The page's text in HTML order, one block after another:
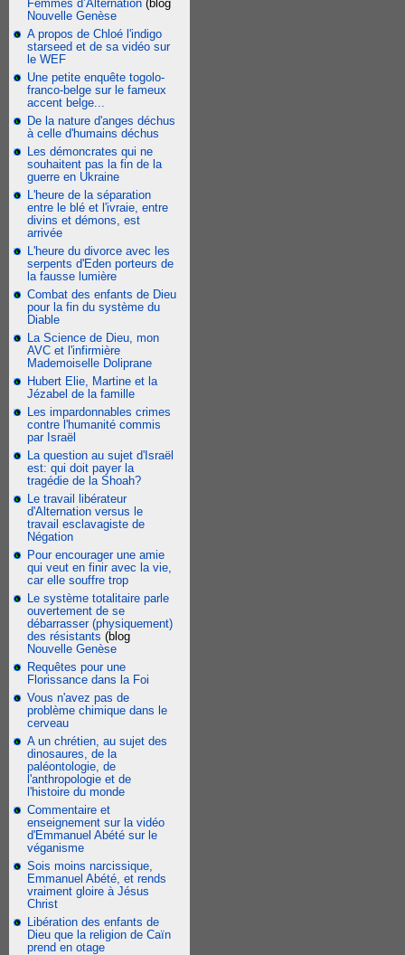
Femmes d’Alternation (blog
Nouvelle Genèse
A propos de Chloé l'indigo
starseed et de sa vidéo sur
le WEF
Une petite enquête togolo-
franco-belge sur le fameux
accent belge...
De la nature d'anges déchus
à celle d'humains déchus
Les démoncrates qui ne
souhaitent pas la fin de la
guerre en Ukraine
L'heure de la séparation
entre le blé et l'ivraie, entre
divins et démons, est
arrivée
L'heure du divorce avec les
serpents d'Eden porteurs de
la fausse lumière
Combat des enfants de Dieu
pour la fin du système du
Diable
La Science de Dieu, mon
AVC et l'infirmière
Mademoiselle Doliprane
Hubert Elie, Martine et la
Jézabel de la famille
Les impardonnables crimes
contre l'humanité commis
par Israël
La question au sujet d'Israël
est: qui doit payer la
tragédie de la Shoah?
Le travail libérateur
d'Alternation versus le
travail esclavagiste de
Négation
Pour encourager une amie
qui veut en finir avec la vie,
car elle souffre trop
Le système totalitaire parle
ouvertement de se
débarrasser (physiquement)
des résistants (blog
Nouvelle Genèse
Requêtes pour une
Florissance dans la Foi
Vous n'avez pas de
problème chimique dans le
cerveau
A un chrétien, au sujet des
dinosaures, de la
paléontologie, de
l'anthropologie et de
l'histoire du monde
Commentaire et
enseignement sur la vidéo
d'Emmanuel Abété sur le
véganisme
Sois moins narcissique,
Emmanuel Abété, et rends
vraiment gloire à Jésus
Christ
Libération des enfants de
Dieu que la religion de Caïn
prend en otage